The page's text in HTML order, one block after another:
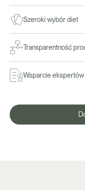
Szeroki wybór diet
Transparentność
Wsparcie ekspertów